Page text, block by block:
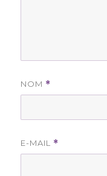
NOM *
E-MAIL *